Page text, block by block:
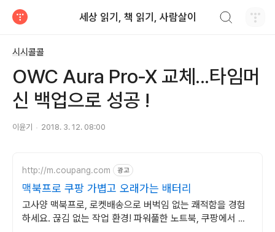
세상 읽기, 책 읽기, 사람살이
시시콜콜
OWC Aura Pro-X 교체...타임머
신 백업으로 성공 !
이윤기 2018. 3. 12. 08:00
http://m.coupang.com 광고
맥북프로 쿠팡 가볍고 오래가는 배터리
고사양 맥북프로, 로켓배송으로 버벅임 없는 쾌적함을 경험
하세요. 끊김 없는 작업 환경! 파워풀한 노트북, 쿠팡에서 만